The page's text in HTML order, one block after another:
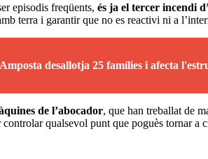
episodis freqüents, és ja el tercer incendi
terra i garantir que no es reactivi ni a
desallotja 25 famílies i afecta
de l’abocador, que han treballat de
controlar qualsevol punt que poguès tornar a